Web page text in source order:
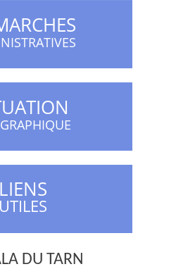
LIENS
UTILES
DU TARN